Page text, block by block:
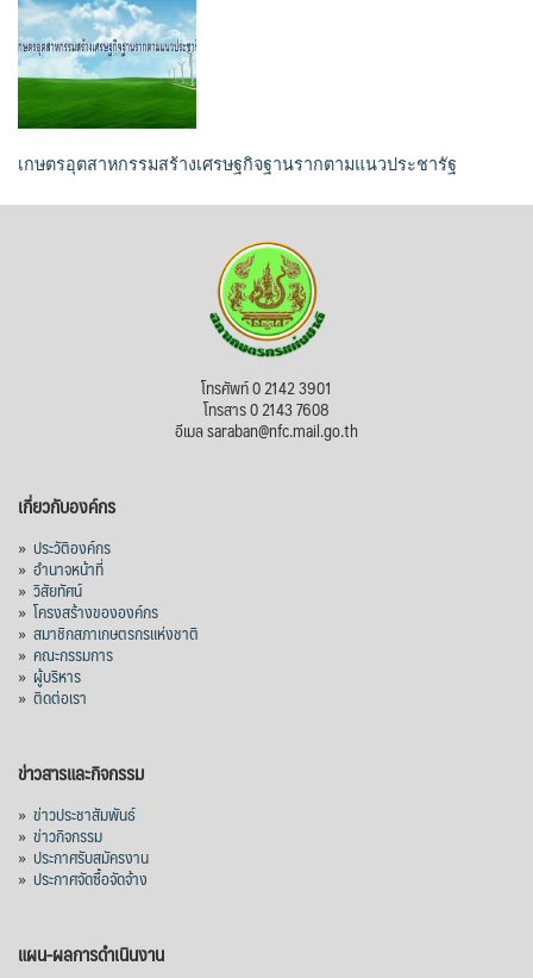
เกษตรอุตสาหกรรมสร้างเศรษฐกิจฐานรากตามแนวประชารัฐ
โทรศัพท์ 0 2142 3901
โทรสาร 0 2143 7608
อีเมล saraban@nfc.mail.go.th
เกี่ยวกับองค์กร
» ประวัติองค์กร
» อำนาจหน้าที่
» วิสัยทัศน์
» โครงสร้างขององค์กร
» สมาชิกสภาเกษตรกรแห่งชาติ
» คณะกรรมการ
» ผู้บริหาร
» ติดต่อเรา
ข่าวสารและกิจกรรม
» ข่าวประชาสัมพันธ์
» ข่าวกิจกรรม
» ประกาศรับสมัครงาน
» ประกาศจัดซื้อจัดจ้าง
แผน-ผลการดำเนินงาน